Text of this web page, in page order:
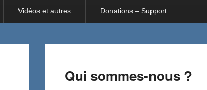
Vidéos et autres Donations – Support
Qui sommes-nous ?